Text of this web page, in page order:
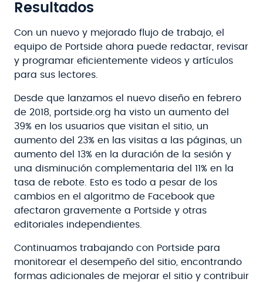
Resultados
Con un nuevo y mejorado flujo de trabajo, el
equipo de Portside ahora puede redactar, revisar
y programar eficientemente videos y artículos
para sus lectores.
Desde que lanzamos el nuevo diseño en febrero
de 2018, portside.org ha visto un aumento del
39% en los usuarios que visitan el sitio, un
aumento del 23% en las visitas a las páginas, un
aumento del 13% en la duración de la sesión y
una disminución complementaria del 11% en la
tasa de rebote. Esto es todo a pesar de los
cambios en el algoritmo de Facebook que
afectaron gravemente a Portside y otras
editoriales independientes.
Continuamos trabajando con Portside para
monitorear el desempeño del sitio, encontrando
formas adicionales de mejorar el sitio y contribuir